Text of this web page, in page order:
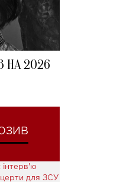
НА 2026